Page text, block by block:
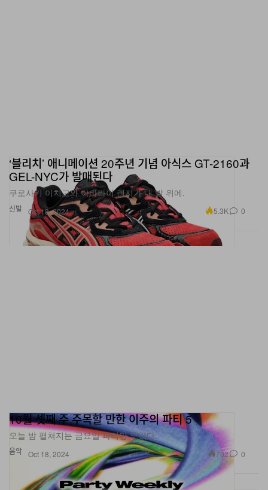
신발
‘블리치’ 애니메이션 20주년 기념 아식스 GT-2160과
GEL-NYC가 발매된다
쿠로사키 이치고와 아바라이 렌지가 내 발 위에.
Oct 18, 2024 5.3K 0
음악
10월 셋째 주 주목할 만한 이주의 파티 5
오늘 밤 펼쳐지는 금요일 파티만 모았다.
Oct 18, 2024 702 0